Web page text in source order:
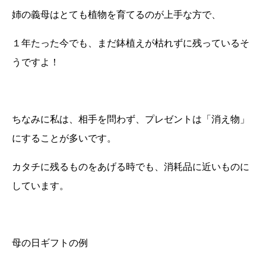
姉の義母はとても植物を育てるのが上手な方で、
１年たった今でも、まだ鉢植えが枯れずに残っているそ
うですよ！
ちなみに私は、相手を問わず、プレゼントは「消え物」
にすることが多いです。
カタチに残るものをあげる時でも、消耗品に近いものに
しています。
母の日ギフトの例